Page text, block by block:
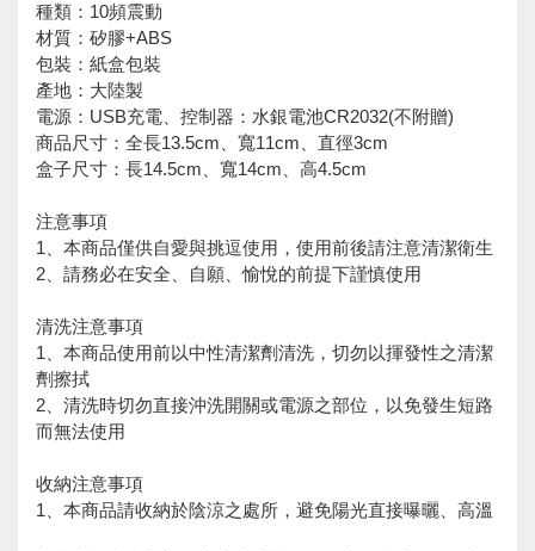
種類：10頻震動
材質：矽膠+ABS
包裝：紙盒包裝
產地：大陸製
電源 ： USB充電、控制器 ： 水銀電池CR2032(不附贈)
商品尺寸：全長13.5cm、寬11cm、直徑3cm
盒子尺寸：長14.5cm、寬14cm、高4.5cm
注意事項
1、本商品僅供自愛與挑逗使用，使用前後請注意清潔衛生
2、請務必在安全、自願、愉悅的前提下謹慎使用
清洗注意事項
1、本商品使用前以中性清潔劑清洗，切勿以揮發性之清潔
劑擦拭
2、清洗時切勿直接沖洗開關或電源之部位，以免發生短路
而無法使用
收納注意事項
1、本商品請收納於陰涼之處所，避免陽光直接曝曬、高溫